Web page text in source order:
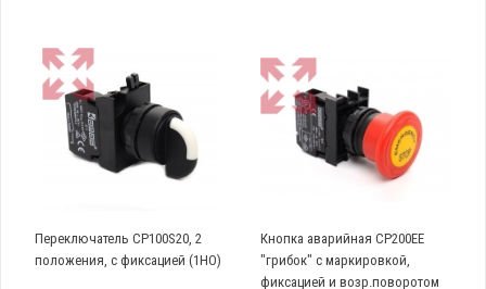
Переключатель CP100S20, 2
положения, с фиксацией (1НО)
Кнопка аварийная CP200EE
"грибок" с маркировкой,
фиксацией и возр.поворотом